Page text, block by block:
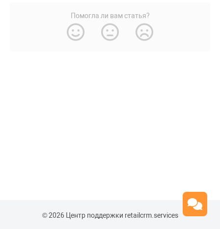
Помогла ли вам статья?
© 2026 Центр поддержки retailcrm.services